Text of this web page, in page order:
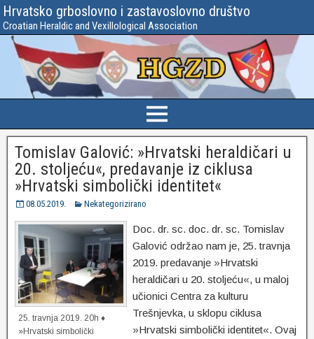
Hrvatsko grboslovno i zastavoslovno društvo
Croatian Heraldic and Vexillological Association
Tomislav Galović: »Hrvatski heraldičari u
20. stoljeću«, predavanje iz ciklusa
»Hrvatski simbolički identitet«
08.05.2019. Nekategorizirano
25. travnja 2019. 20h ♦
»Hrvatski simbolički
Doc. dr. sc. doc. dr. sc. Tomislav
Galović održao nam je, 25. travnja
2019. predavanje »Hrvatski
heraldičari u 20. stoljeću«, u maloj
učionici Centra za kulturu
Trešnjevka, u sklopu ciklusa
»Hrvatski simbolički identitet«. Ovaj